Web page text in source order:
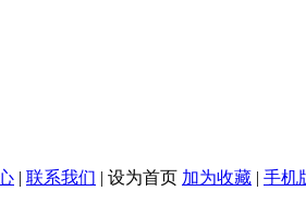
| 联系我们 | 设为首页 加为收藏 | 手机